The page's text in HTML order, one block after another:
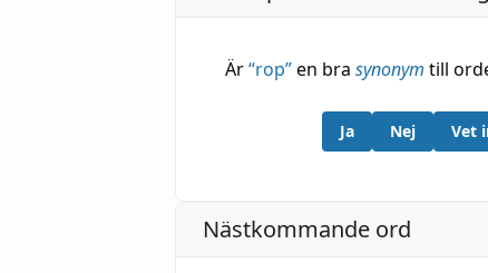
Är“rop”en bra synonym till
Ja Nej Vet
Nästkommande ord